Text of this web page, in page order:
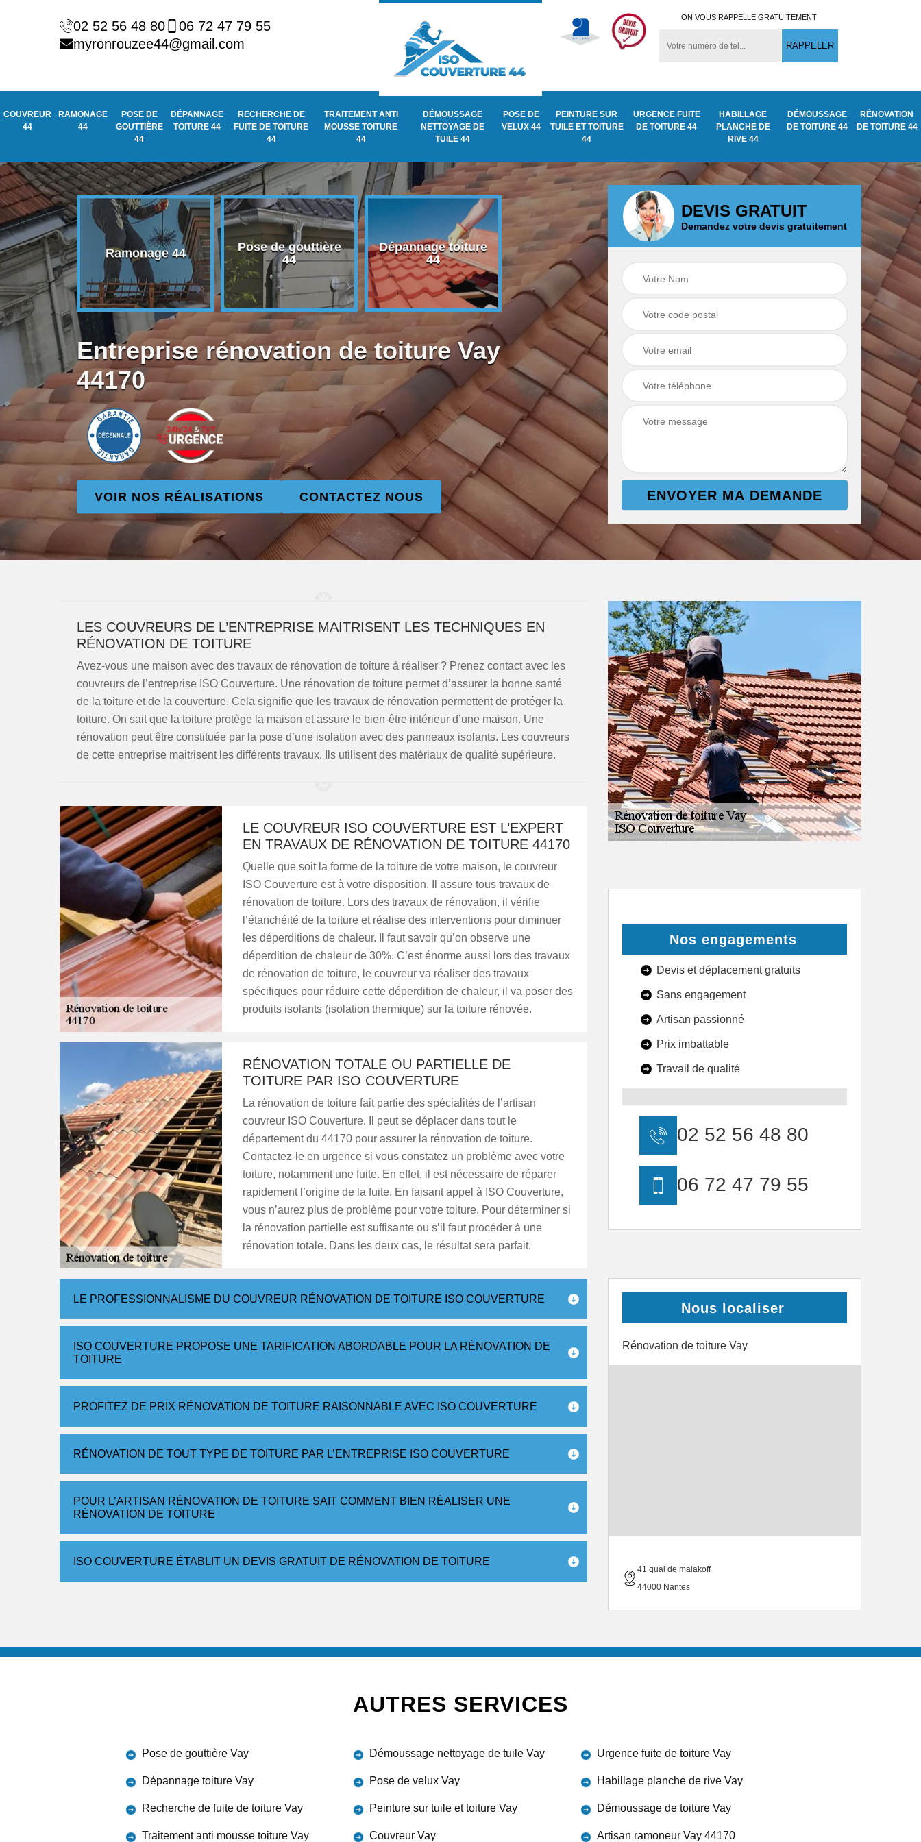
02 52 56 48 80
06 72 47 79 55
myronrouzee44@gmail.com
ON VOUS RAPPELLE GRATUITEMENT
COUVREUR
44
RAMONAGE
44
POSE DE
GOUTTIÈRE
44
DÉPANNAGE
TOITURE 44
RECHERCHE DE
FUITE DE TOITURE
44
TRAITEMENT ANTI
MOUSSE TOITURE
44
DÉMOUSSAGE
NETTOYAGE DE
TUILE 44
POSE DE
VELUX 44
PEINTURE SUR
TUILE ET TOITURE
44
URGENCE FUITE
DE TOITURE 44
HABILLAGE
PLANCHE DE
RIVE 44
DÉMOUSSAGE
DE TOITURE 44
RÉNOVATION
DE TOITURE 44
44 Ramonage 44
Pose de gouttière
44
Dépannage toiture
44
Recherche de fuite
de toiture 44
Traitement anti
Démoussage
nettoyage de tuile
44
Entreprise rénovation de toiture Vay
44170
VOIR NOS RÉALISATIONS CONTACTEZ NOUS
DEVIS GRATUIT
Demandez votre devis gratuitement
LES COUVREURS DE L’ENTREPRISE MAITRISENT LES TECHNIQUES EN
RÉNOVATION DE TOITURE
Avez-vous une maison avec des travaux de rénovation de toiture à réaliser ? Prenez contact avec les
couvreurs de l’entreprise ISO Couverture. Une rénovation de toiture permet d’assurer la bonne santé
de la toiture et de la couverture. Cela signifie que les travaux de rénovation permettent de protéger la
toiture. On sait que la toiture protège la maison et assure le bien-être intérieur d’une maison. Une
rénovation peut être constituée par la pose d’une isolation avec des panneaux isolants. Les couvreurs
de cette entreprise maitrisent les différents travaux. Ils utilisent des matériaux de qualité supérieure.
LE COUVREUR ISO COUVERTURE EST L’EXPERT
EN TRAVAUX DE RÉNOVATION DE TOITURE 44170
Quelle que soit la forme de la toiture de votre maison, le couvreur
ISO Couverture est à votre disposition. Il assure tous travaux de
rénovation de toiture. Lors des travaux de rénovation, il vérifie
l’étanchéité de la toiture et réalise des interventions pour diminuer
les déperditions de chaleur. Il faut savoir qu’on observe une
déperdition de chaleur de 30%. C’est énorme aussi lors des travaux
de rénovation de toiture, le couvreur va réaliser des travaux
spécifiques pour réduire cette déperdition de chaleur, il va poser des
produits isolants (isolation thermique) sur la toiture rénovée.
RÉNOVATION TOTALE OU PARTIELLE DE
TOITURE PAR ISO COUVERTURE
La rénovation de toiture fait partie des spécialités de l’artisan
couvreur ISO Couverture. Il peut se déplacer dans tout le
département du 44170 pour assurer la rénovation de toiture.
Contactez-le en urgence si vous constatez un problème avec votre
toiture, notamment une fuite. En effet, il est nécessaire de réparer
rapidement l’origine de la fuite. En faisant appel à ISO Couverture,
vous n’aurez plus de problème pour votre toiture. Pour déterminer si
la rénovation partielle est suffisante ou s’il faut procéder à une
rénovation totale. Dans les deux cas, le résultat sera parfait.
LE PROFESSIONNALISME DU COUVREUR RÉNOVATION DE TOITURE ISO COUVERTURE
ISO COUVERTURE PROPOSE UNE TARIFICATION ABORDABLE POUR LA RÉNOVATION DE
TOITURE
PROFITEZ DE PRIX RÉNOVATION DE TOITURE RAISONNABLE AVEC ISO COUVERTURE
RÉNOVATION DE TOUT TYPE DE TOITURE PAR L’ENTREPRISE ISO COUVERTURE
POUR L’ARTISAN RÉNOVATION DE TOITURE SAIT COMMENT BIEN RÉALISER UNE
RÉNOVATION DE TOITURE
ISO COUVERTURE ÉTABLIT UN DEVIS GRATUIT DE RÉNOVATION DE TOITURE
Nos engagements
Devis et déplacement gratuits
Sans engagement
Artisan passionné
Prix imbattable
Travail de qualité
02 52 56 48 80
06 72 47 79 55
Nous localiser
Rénovation de toiture Vay
41 quai de malakoff
44000 Nantes
AUTRES SERVICES
Pose de gouttière Vay
Dépannage toiture Vay
Recherche de fuite de toiture Vay
Traitement anti mousse toiture Vay
Démoussage nettoyage de tuile Vay
Pose de velux Vay
Peinture sur tuile et toiture Vay
Couvreur Vay
Urgence fuite de toiture Vay
Habillage planche de rive Vay
Démoussage de toiture Vay
Artisan ramoneur Vay 44170